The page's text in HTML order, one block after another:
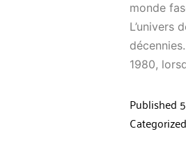
monde
L’univers
1980,
Published